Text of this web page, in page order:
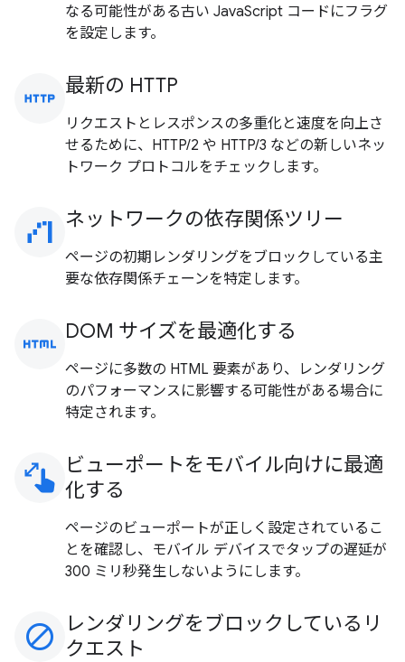
なる可能性がある古い JavaScript コードにフラグ
を設定します。
http 最新の HTTP
リクエストとレスポンスの多重化と速度を向上さ
せるために、HTTP/2 や HTTP/3 などの新しいネッ
トワーク プロトコルをチェックします。
waterfall_chart ネットワークの依存関係ツリー
ページの初期レンダリングをブロックしている主
要な依存関係チェーンを特定します。
html DOM サイズを最適化する
ページに多数の HTML 要素があり、レンダリング
のパフォーマンスに影響する可能性がある場合に
特定されます。
pinch ビューポートをモバイル向けに最適
化する
ページのビューポートが正しく設定されているこ
とを確認し、モバイル デバイスでタップの遅延が
300 ミリ秒発生しないようにします。
block
レンダリングをブロックしているリ
クエスト